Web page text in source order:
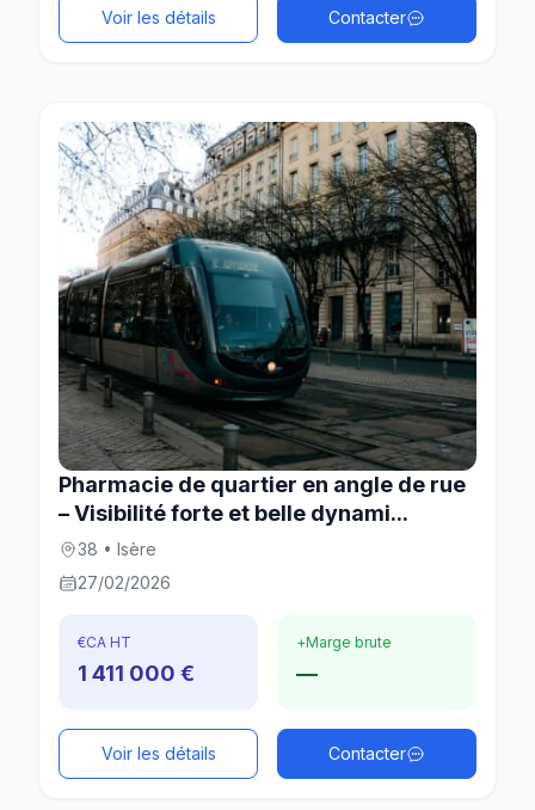
Voir les détails Contacter
Pharmacie de quartier en angle de rue
– Visibilité forte et belle dynami...
38 • Isère
27/02/2026
€CA HT
1 411 000 €
+Marge brute
—
Voir les détails Contacter